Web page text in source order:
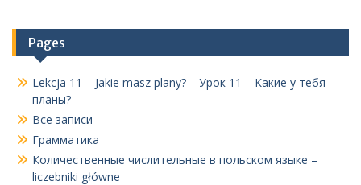
Pages
Lekcja 11 – Jakie masz plany? – Урок 11 – Какие у тебя
планы?
Все записи
Грамматика
Количественные числительные в польском языке –
liczebniki główne